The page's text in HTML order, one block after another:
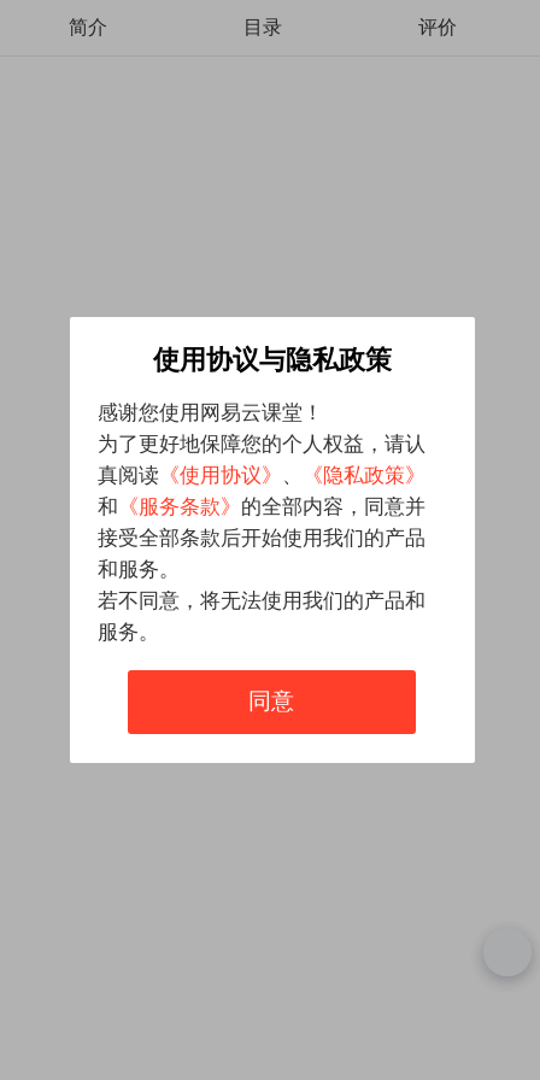
简介 目录 评价
使用协议与隐私政策
感谢您使用网易云课堂！
为了更好地保障您的个人权益，请认
真阅读 《使用协议》 、
《隐私政策》
和 《服务条款》 的全部内容，同意并
接受全部条款后开始使用我们的产品
和服务。
若不同意，将无法使用我们的产品和
服务。
同意